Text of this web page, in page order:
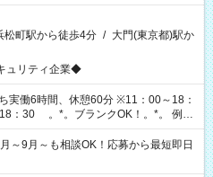
松町駅から徒歩4分 / 大門(東京都)駅か
ュリティ企業◆
実働6時間、休憩60分 ※11：00～18：
！。*。 例え
/事務/コールセンター/受付/販売/カフェ
テルフロント/化粧品販売/など 様々な
ています♪
～9月～も相談OK！応募から最短即日